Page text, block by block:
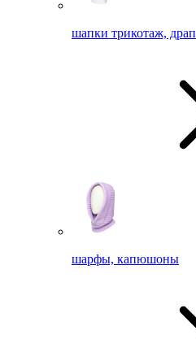
шапки трикотаж, драп
шарфы, капюшоны